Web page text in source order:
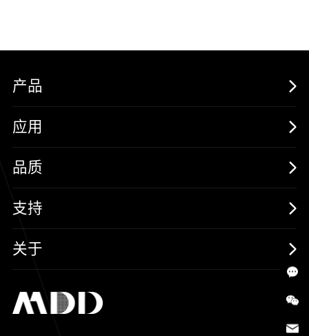
产品
MOSFETs
保护器件
三极管
SiC
IC
应用
消费电子
汽车电子
新能源
智能家居
品质
可靠性实验室
质量与环境
其他信息(PCN)
支持
样品与支持
关于